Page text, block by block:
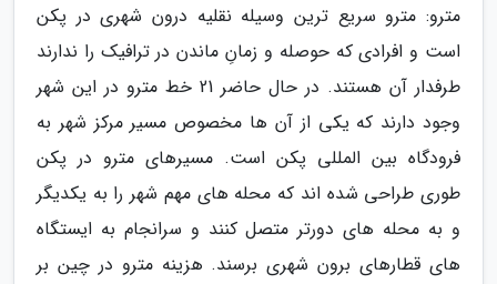
مترو: مترو سریع ترین وسیله نقلیه درون شهری در پکن
است و افرادی که حوصله و زمانِ ماندن در ترافیک را ندارند
طرفدار آن هستند. در حال حاضر 21 خط مترو در این شهر
وجود دارند که یکی از آن ها مخصوص مسیر مرکز شهر به
فرودگاه بین المللی پکن است. مسیرهای مترو در پکن
طوری طراحی شده اند که محله های مهم شهر را به یکدیگر
و به محله های دورتر متصل کنند و سرانجام به ایستگاه
های قطارهای برون شهری برسند. هزینه مترو در چین بر